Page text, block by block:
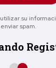
su
enviar spam.